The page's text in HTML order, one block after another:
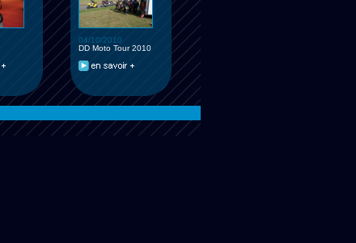
04/10/2010
DD Moto Tour 2010